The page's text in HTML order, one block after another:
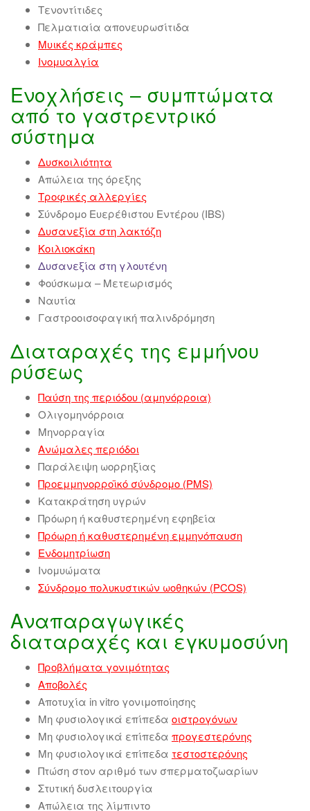
Τενοντίτιδες
Πελματιαία απονευρωσίτιδα
Μυικές κράμπες
Ινομυαλγία
Ενοχλήσεις – συμπτώματα
από το γαστρεντρικό
σύστημα
Δυσκοιλιότητα
Απώλεια της όρεξης
Τροφικές αλλεργίες
Σύνδρομο Ευερέθιστου Εντέρου (IBS)
Δυσανεξία στη λακτόζη
Κοιλιοκάκη
Δυσανεξία στη γλουτένη
Φούσκωμα – Μετεωρισμός
Ναυτία
Γαστροοισοφαγική παλινδρόμηση
Διαταραχές της εμμήνου
ρύσεως
Παύση της περιόδου (αμηνόρροια)
Ολιγομηνόρροια
Μηνορραγία
Ανώμαλες περιόδοι
Παράλειψη ωορρηξίας
Προεμμηνορροϊκό σύνδρομο (PMS)
Κατακράτηση υγρών
Πρόωρη ή καθυστερημένη εφηβεία
Πρόωρη ή καθυστερημένη εμμηνόπαυση
Ενδομητρίωση
Ινομυώματα
Σύνδρομο πολυκυστικών ωοθηκών (PCOS)
Αναπαραγωγικές
διαταραχές και εγκυμοσύνη
Προβλήματα γονιμότητας
Αποβολές
Αποτυχία in vitro γονιμοποίησης
Μη φυσιολογικά επίπεδα οιστρογόνων
Μη φυσιολογικά επίπεδα προγεστερόνης
Μη φυσιολογικά επίπεδα τεστοστερόνης
Πτώση στον αριθμό των σπερματοζωαρίων
Στυτική δυσλειτουργία
Απώλεια της λίμπιντο